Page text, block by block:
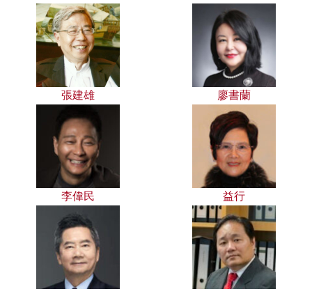
張建雄 廖書蘭
李偉民 益行